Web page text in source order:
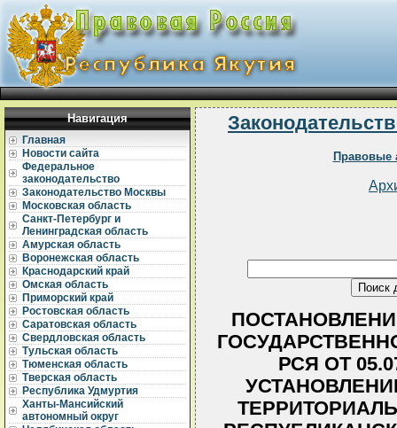
Навигация
Главная
Новости сайта
Федеральное
законодательство
Законодательство Москвы
Московская область
Санкт-Петербург и
Ленинградская область
Амурская область
Воронежская область
Краснодарский край
Омская область
Приморский край
Ростовская область
Саратовская область
Свердловская область
Тульская область
Тюменская область
Тверская область
Республика Удмуртия
Ханты-Мансийский
автономный округ
Правовые
РСЯ ОТ